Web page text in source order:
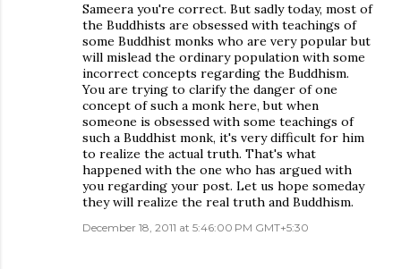
Sameera you're correct. But sadly today, most of
the Buddhists are obsessed with teachings of
some Buddhist monks who are very popular but
will mislead the ordinary population with some
incorrect concepts regarding the Buddhism.
You are trying to clarify the danger of one
concept of such a monk here, but when
someone is obsessed with some teachings of
such a Buddhist monk, it's very difficult for him
to realize the actual truth. That's what
happened with the one who has argued with
you regarding your post. Let us hope someday
they will realize the real truth and Buddhism.
December 18, 2011 at 5:46:00 PM GMT+5:30